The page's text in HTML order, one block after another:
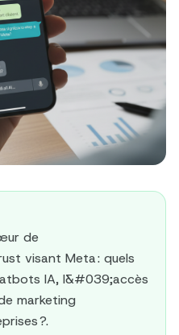
de
visant Meta : quels
IA, l&#039;accès
marketing
?.